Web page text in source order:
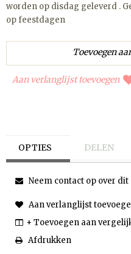
worden op disdag geleverd .
op feestdagen
Aan verlanglijst toevoegen
OPTIES DELEN
Neem contact op over
Aan verlanglijst
+ Toevoegen aan
Afdrukken